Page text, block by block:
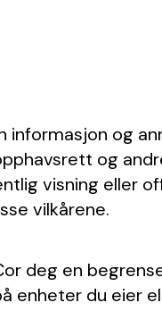
og
og
visning
vilkårene.
deg en
du eier